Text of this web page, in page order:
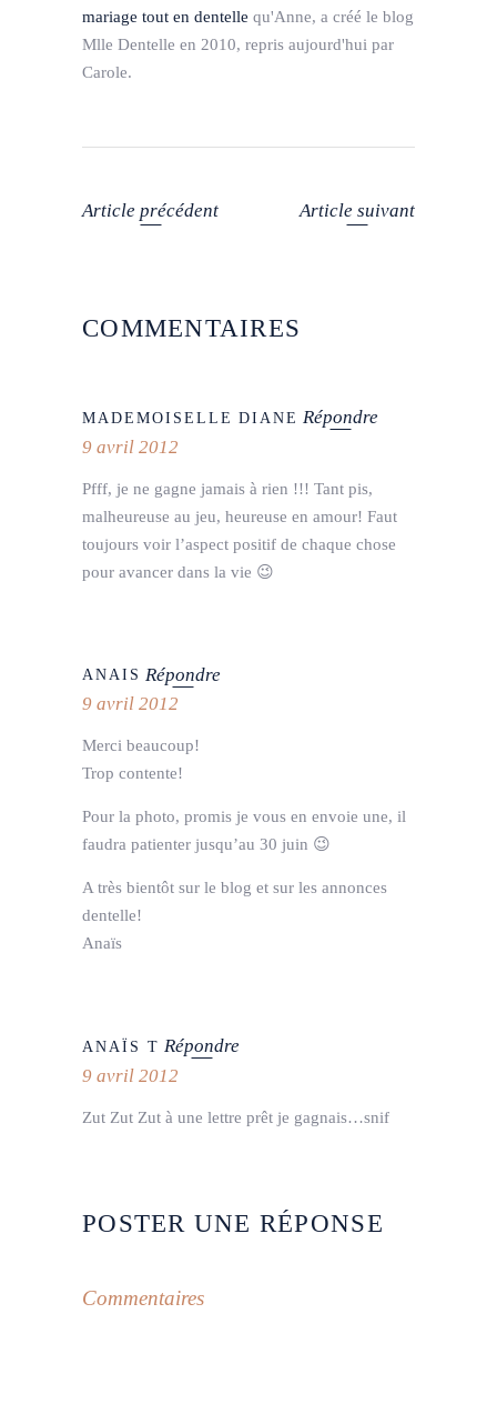
mariage tout en dentelle qu'Anne, a créé le blog
Mlle Dentelle en 2010, repris aujourd'hui par
Carole.
Article précédent Article suivant
COMMENTAIRES
MADEMOISELLE DIANE Répondre
9 avril 2012
Pfff, je ne gagne jamais à rien !!! Tant pis,
malheureuse au jeu, heureuse en amour! Faut
toujours voir l’aspect positif de chaque chose
pour avancer dans la vie 😉
ANAIS Répondre
9 avril 2012
Merci beaucoup!
Trop contente!
Pour la photo, promis je vous en envoie une, il
faudra patienter jusqu’au 30 juin 😉
A très bientôt sur le blog et sur les annonces
dentelle!
Anaïs
ANAÏS T Répondre
9 avril 2012
Zut Zut Zut à une lettre prêt je gagnais…snif
POSTER UNE RÉPONSE